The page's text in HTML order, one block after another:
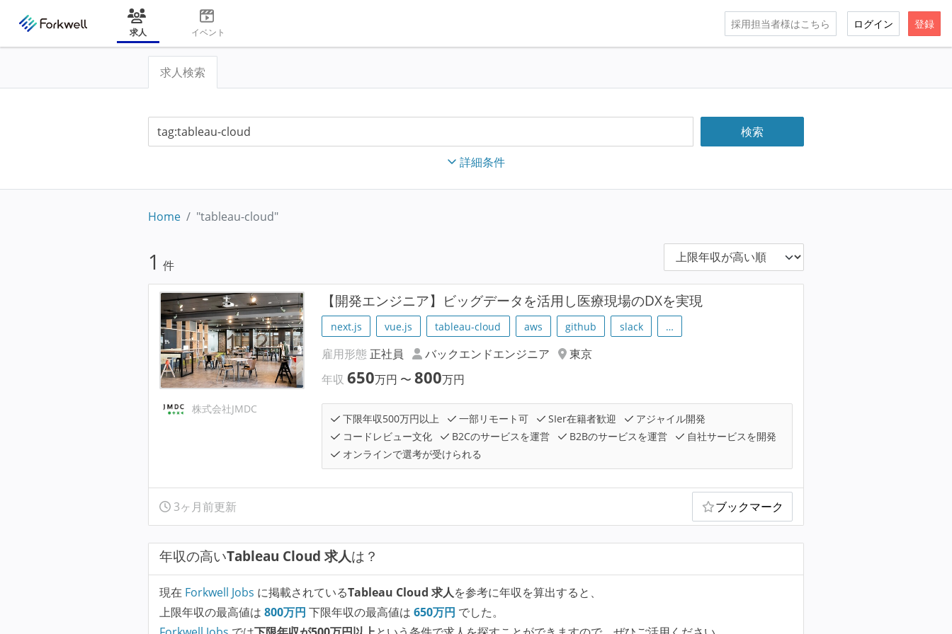
求人 イベント
採用担当者様はこちら ログイン 登録
求人検索
詳細条件
Home "tableau-cloud"
1 件
株式会社JMDC
【開発エンジニア】ビッグデータを活用し医療現場のDXを実現
next.js vue.js tableau-cloud aws github slack …
雇用形態 正社員 バックエンドエンジニア
東京
年収650万円 〜800万円
下限年収500万円以上 一部リモート可 SIer在籍者歓迎
アジャイル開発
コードレビュー文化
B2Cのサービスを運営 B2Bのサービスを運営
自社サービスを開発
オンラインで選考が受けられる
3ヶ月前更新 ブックマーク
年収の高いTableau Cloud 求人は？
現在 Forkwell Jobs に掲載されているTableau Cloud 求人を参考に年収を算出すると、
上限年収の最高値は 800万円 下限年収の最高値は 650万円 でした。